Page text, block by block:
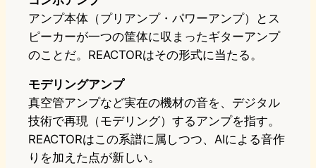
アンプ本体（プリアンプ・パワーアンプ）とス
ピーカーが一つの筐体に収まったギターアンプ
のことだ。REACTORはその形式に当たる。
モデリングアンプ
真空管アンプなど実在の機材の音を、デジタル
技術で再現（モデリング）するアンプを指す。
REACTORはこの系譜に属しつつ、AIによる音作
りを加えた点が新しい。